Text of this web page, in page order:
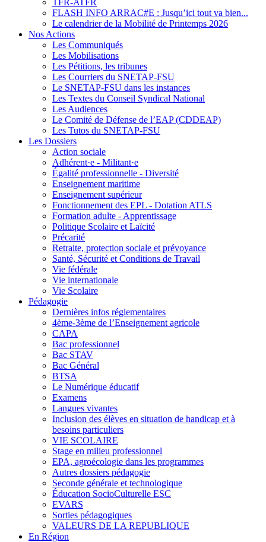
FLASH INFO ARRAC#E : Jusqu’ici tout va bien...
Le calendrier de la Mobilité de Printemps 2026
Nos Actions
Les Communiqués
Les Mobilisations
Les Pétitions, les tribunes
Les Courriers du SNETAP-FSU
Le SNETAP-FSU dans les instances
Les Textes du Conseil Syndical National
Les Audiences
Le Comité de Défense de l’EAP (CDDEAP)
Les Tutos du SNETAP-FSU
Les Dossiers
Action sociale
Adhérent·e - Militant·e
Égalité professionnelle - Diversité
Enseignement maritime
Enseignement supérieur
Fonctionnement des EPL - Dotation ATLS
Formation adulte - Apprentissage
Politique Scolaire et Laïcité
Précarité
Retraite, protection sociale et prévoyance
Santé, Sécurité et Conditions de Travail
Vie fédérale
Vie internationale
Vie Scolaire
Pédagogie
Dernières infos réglementaires
4ème-3ème de l’Enseignement agricole
CAPA
Bac professionnel
Bac STAV
Bac Général
BTSA
Le Numérique éducatif
Examens
Langues vivantes
Inclusion des élèves en situation de handicap et à
besoins particuliers
VIE SCOLAIRE
Stage en milieu professionnel
EPA, agroécologie dans les programmes
Autres dossiers pédagogie
Seconde générale et technologique
Éducation SocioCulturelle ESC
EVARS
Sorties pédagogiques
VALEURS DE LA REPUBLIQUE
En Région